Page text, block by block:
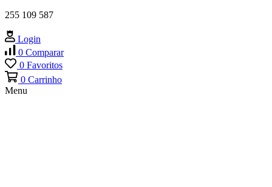
255 109 587
Login
0 Comparar
0 Favoritos
0 Carrinho
Menu